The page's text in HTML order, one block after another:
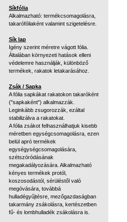
Síkfólia
Alkalmazható: termékcsomagolásra,
takarófóliaként valamint szigetelésre.
Sík lap
Igény szerint méretre vágott fólia.
Általában környezeti hatások elleni
védelemre használják, különböző
termékek, rakatok letakarásához.
Zsák / Sapka
A fólia sapkákat rakatokon takaróként
("sapkaként") alkalmazzák.
Leginkább zsugorozzák, ezáltal
stabilizálva a rakatokat.
A fólia zsákot felhasználhatjuk kisebb
méretben egységcsomagolásra, ezen
belül apró termékek
egységységcsomagolására,
szétszóródásának
megakadályozására. Alkalmazható
kényes termékek protól,
koszosodástól, sérüléstől való
megóvására, továbbá
hulladégyűjtésre, mezőgazdaságban
takarmány zsákolásra, kertészetben
fű- és lombhulladék zsákolásra is.